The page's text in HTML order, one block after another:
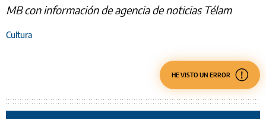
MB con información de agencia de noticias Télam
Cultura
HE VISTO UN ERROR